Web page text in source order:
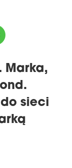
Marka,
sieci